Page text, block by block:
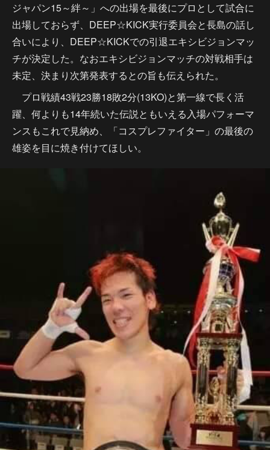
ジャパン15～絆～」への出場を最後にプロとして試合に
出場しておらず、DEEP☆KICK実行委員会と長島の話し
合いにより、DEEP☆KICKでの引退エキシビジョンマッ
チが決定した。なおエキシビジョンマッチの対戦相手は
未定、決まり次第発表するとの旨も伝えられた。
プロ戦績43戦23勝18敗2分(13KO)と第一線で長く活
躍、何よりも14年続いた伝説ともいえる入場パフォーマ
ンスもこれで見納め、「コスプレファイター」の最後の
雄姿を目に焼き付けてほしい。